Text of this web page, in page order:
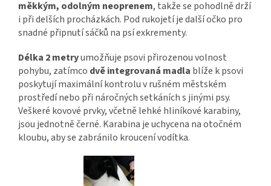
měkkým, odolným neoprenem, takže se pohodlně drží
i při delších procházkách. Pod rukojetí je další očko pro
snadné připnutí sáčků na psí exkrementy.
Délka 2 metryumožňuje psovi přirozenou volnost
pohybu, zatímco dvě integrovaná madla blíže k psovi
poskytují maximální kontrolu v rušném městském
prostředí nebo při náročných setkáních s jinými psy.
Veškeré kovové prvky, včetně lehké hliníkové karabiny,
jsou jednotně černé. Karabina je uchycena na otočném
kloubu, aby se zabránilo kroucení vodítka.